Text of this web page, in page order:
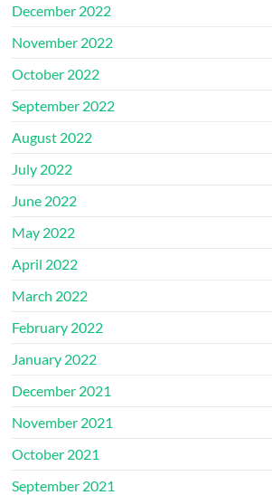
December 2022
November 2022
October 2022
September 2022
August 2022
July 2022
June 2022
May 2022
April 2022
March 2022
February 2022
January 2022
December 2021
November 2021
October 2021
September 2021